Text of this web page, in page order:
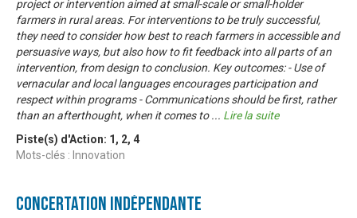
project or intervention aimed at small-scale or small-holder
farmers in rural areas. For interventions to be truly successful,
they need to consider how best to reach farmers in accessible and
persuasive ways, but also how to fit feedback into all parts of an
intervention, from design to conclusion. Key outcomes: - Use of
vernacular and local languages encourages participation and
respect within programs - Communications should be first, rather
than an afterthought, when it comes to... Lire la suite
Piste(s) d'Action: 1 , 2, 4
Mots-clés : Innovation
Concertation Indépendante